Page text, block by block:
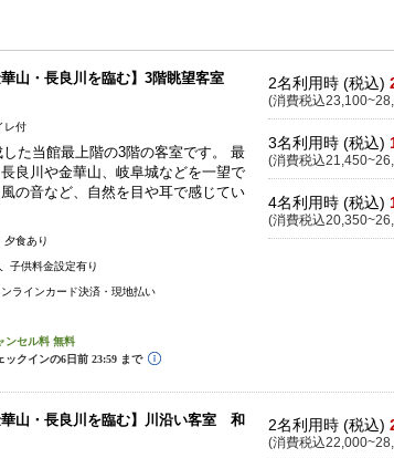
山・長良川を臨む】3階眺望客室
レ付
た当館最上階の3階の客室です。 最
良川や金華山、岐阜城などを一望で
の音など、自然を目や耳で感じてい
夕食あり
子供料金設定有り
ラインカード決済・現地払い
2名利用時 (税込)
(消費税込
3名利用時 (税込)
(消費税込
4名利用時 (税込)
(消費税込
華山・長良川を臨む】川沿い客室 和
2名利用時 (税込)
(消費税込